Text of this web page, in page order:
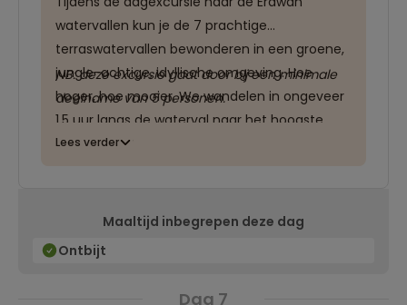
watervallen kun je de 7 prachtige
terraswatervallen bewonderen in een groene,
jungle-achtige, idyllische omgeving. Hoe
hoger, hoe mooier. We wandelen in ongeveer
1,5 uur langs de waterval naar het hoogste
niveau. Je kunt zelf bepalen op welk niveau
de Hellfire Pass.
Tijdens de Tweede Wereldoorlog
NB: deze excursie gaat door bij een minimale
deelname van 5 personen.
Lees verder
Maaltijd inbegrepen deze dag
Ontbijt
Dag 7